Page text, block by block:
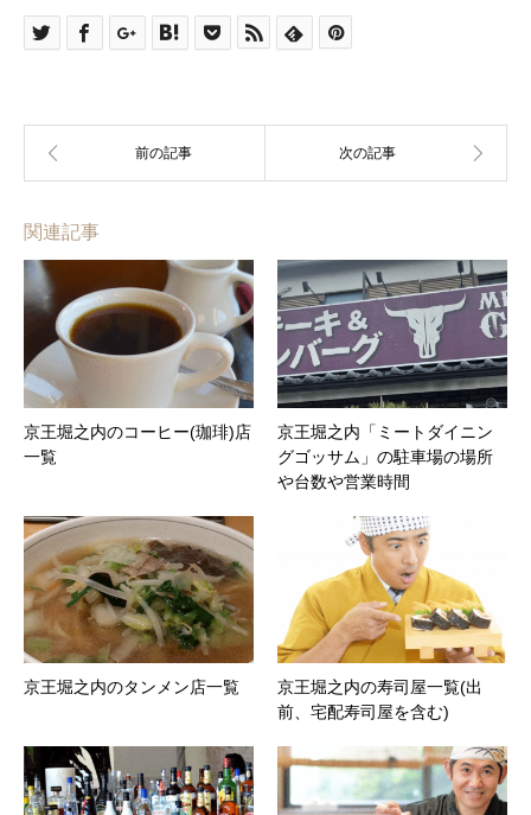
関連記事
京王堀之内のコーヒー(珈琲)店
一覧
京王堀之内「ミートダイニン
グゴッサム」の駐車場の場所
や台数や営業時間
京王堀之内のタンメン店一覧
京王堀之内の寿司屋一覧(出
前、宅配寿司屋を含む)